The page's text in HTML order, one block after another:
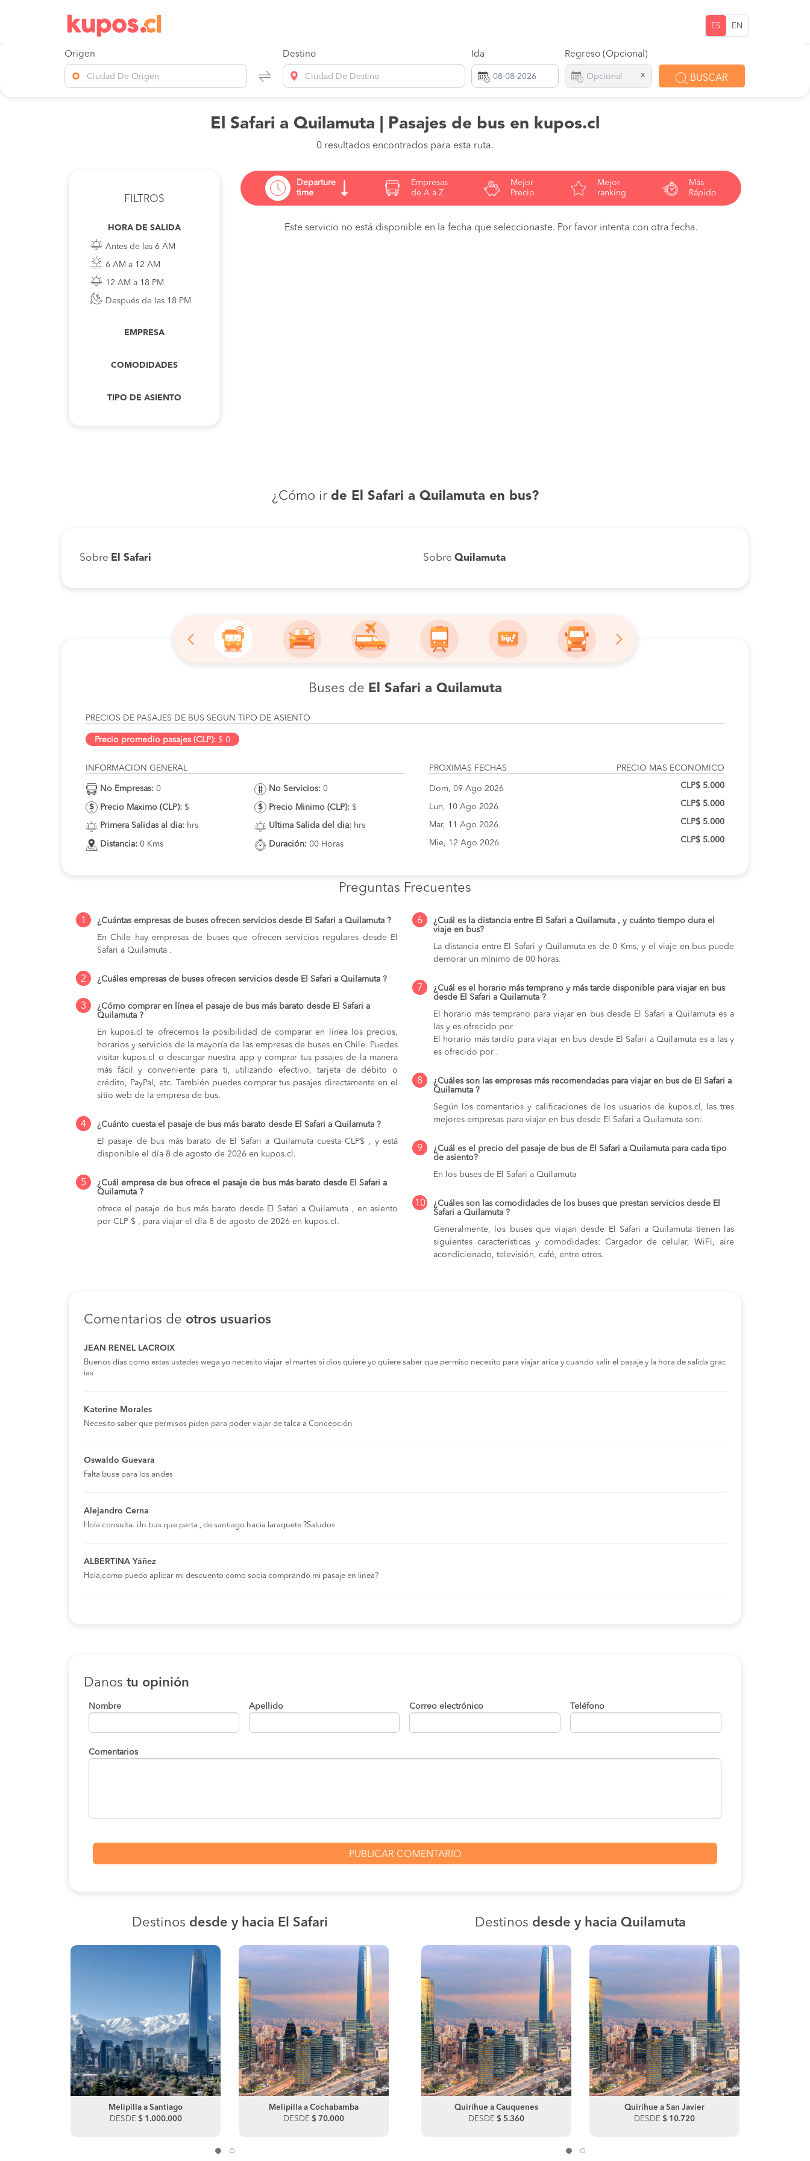
ES EN
Origen
Ciudad De Origen
Destino
Ciudad De Destino
Ida Regreso (Opcional)
x BUSCAR
El Safari a Quilamuta | Pasajes de bus en kupos.cl
0 resultados encontrados para esta ruta.
FILTROS
HORA DE SALIDA
Antes de las 6 AM
6 AM a 12 AM
12 AM a 18 PM
Después de las 18 PM
EMPRESA
COMODIDADES
TIPO DE ASIENTO
Departure
time
Empresas
de A a Z
Mejor
Precio
Mejor
ranking
Más
Rápido
Este servicio no está disponible en la fecha que seleccionaste. Por favor intenta con otra fecha.
¿Cómo ir de El Safari a Quilamuta en bus?
Sobre El Safari Sobre Quilamuta
Buses de El Safari a Quilamuta
PRECIOS DE PASAJES DE BUS SEGUN TIPO DE ASIENTO
Precio promedio pasajes (CLP): $ 0
INFORMACION GENERAL
No Empresas: 0
Precio Maximo (CLP): $
Primera Salidas al dia: hrs
Distancia: 0 Kms
No Servicios: 0
Precio Minimo (CLP): $
Ultima Salida del dia: hrs
Duración: 00 Horas
PROXIMAS FECHAS PRECIO MAS ECONOMICO
Dom, 09 Ago 2026
Lun, 10 Ago 2026
Mar, 11 Ago 2026
Mie, 12 Ago 2026
CLP$ 5.000
CLP$ 5.000
CLP$ 5.000
CLP$ 5.000
Preguntas Frecuentes
1
¿Cuántas empresas de buses ofrecen servicios desde El Safari a Quilamuta ?
En Chile hay empresas de buses que ofrecen servicios regulares desde El
Safari a Quilamuta .
2 ¿Cuáles empresas de buses ofrecen servicios desde El Safari a Quilamuta ?
3
¿Cómo comprar en línea el pasaje de bus más barato desde El Safari a
Quilamuta ?
En kupos.cl te ofrecemos la posibilidad de comparar en línea los precios,
horarios y servicios de la mayoría de las empresas de buses en Chile. Puedes
visitar kupos.cl o descargar nuestra app y comprar tus pasajes de la manera
más fácil y conveniente para ti, utilizando efectivo, tarjeta de débito o
crédito, PayPal, etc. También puedes comprar tus pasajes directamente en el
sitio web de la empresa de bus.
4
¿Cuánto cuesta el pasaje de bus más barato desde El Safari a Quilamuta ?
El pasaje de bus más barato de El Safari a Quilamuta cuesta CLP$ , y está
disponible el día 8 de agosto de 2026 en kupos.cl.
5
¿Cuál empresa de bus ofrece el pasaje de bus más barato desde El Safari a
Quilamuta ?
ofrece el pasaje de bus más barato desde El Safari a Quilamuta , en asiento
por CLP $ , para viajar el día 8 de agosto de 2026 en kupos.cl.
6
¿Cuál es la distancia entre El Safari a Quilamuta , y cuánto tiempo dura el
viaje en bus?
La distancia entre El Safari y Quilamuta es de 0 Kms, y el viaje en bus puede
demorar un mínimo de 00 horas.
7
¿Cuál es el horario más temprano y más tarde disponible para viajar en bus
desde El Safari a Quilamuta ?
El horario más temprano para viajar en bus desde El Safari a Quilamuta es a
las y es ofrecido por
El horario más tardío para viajar en bus desde El Safari a Quilamuta es a las y
es ofrecido por .
8
¿Cuáles son las empresas más recomendadas para viajar en bus de El Safari a
Quilamuta ?
Según los comentarios y calificaciones de los usuarios de kupos.cl, las tres
mejores empresas para viajar en bus desde El Safari a Quilamuta son:
9
¿Cuál es el precio del pasaje de bus de El Safari a Quilamuta para cada tipo
de asiento?
En los buses de El Safari a Quilamuta
10
¿Cuáles son las comodidades de los buses que prestan servicios desde El
Safari a Quilamuta ?
Generalmente, los buses que viajan desde El Safari a Quilamuta tienen las
siguientes características y comodidades: Cargador de celular, WiFi, aire
acondicionado, televisión, café, entre otros.
Comentarios de otros usuarios
JEAN RENEL LACROIX
Buenos días como estas ustedes wega yo necesito viajar el martes si dios quiere yo quiere saber que permiso necesito para viajar arica y cuando salir el pasaje y la hora de salida grac
ias
Katerine Morales
Necesito saber que permisos piden para poder viajar de talca a Concepción
Oswaldo Guevara
Falta buse para los andes
Alejandro Cerna
Hola consulta. Un bus que parta , de santiago hacia laraquete ?Saludos
ALBERTINA Yáñez
Hola,como puedo aplicar mi descuento como socia comprando mi pasaje en linea?
Danos tu opinión
Nombre Apellido Correo electrónico Teléfono
Comentarios
Destinos desde y hacia El Safari
Melipilla a Santiago
DESDE $ 1.000.000
Melipilla a Cochabamba
DESDE $ 70.000
Melipilla a Antofagasta
DESDE$ 35.000
Melipilla a Santiago
DESDE$ 1.000.000
Destinos desde y hacia Quilamuta
Quirihue a San Javier
DESDE$ 10.720
Quirihue a Santiago
DESDE$ 18.220
Quirihue a Cauquenes
DESDE $ 5.360
Quirihue a San Javier
DESDE $ 10.720